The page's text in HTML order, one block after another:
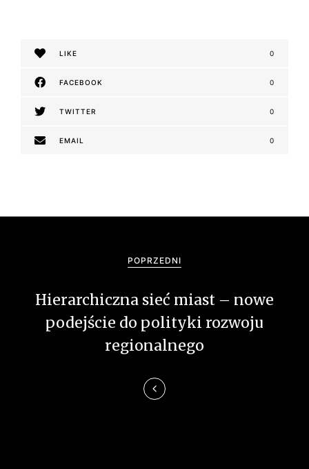
LIKE 0
FACEBOOK 0
TWITTER 0
EMAIL 0
POPRZEDNI
Hierarchiczna sieć miast – nowe
podejście do polityki rozwoju
regionalnego